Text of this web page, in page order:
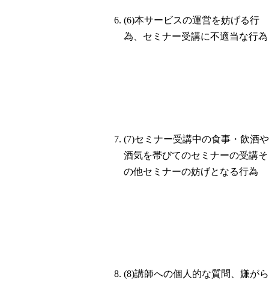
(6)本サービスの運営を妨げる行
為、セミナー受講に不適当な行為
(7)セミナー受講中の食事・飲酒や
酒気を帯びてのセミナーの受講そ
の他セミナーの妨げとなる行為
(8)講師への個人的な質問、嫌がら